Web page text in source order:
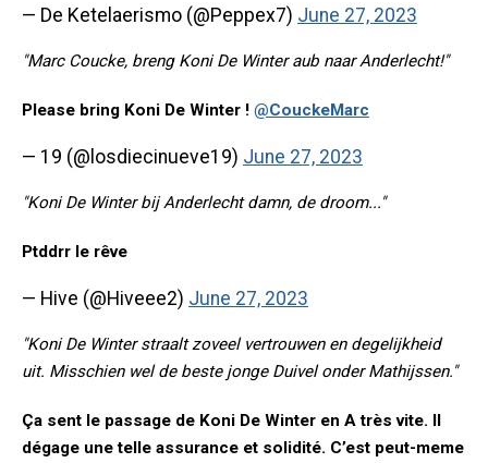
— De Ketelaerismo (@Peppex7) June 27, 2023
"Marc Coucke, breng Koni De Winter aub naar Anderlecht!"
Please bring Koni De Winter ! @CouckeMarc
— 19 (@losdiecinueve19) June 27, 2023
"Koni De Winter bij Anderlecht damn, de droom..."
Ptddrr le rêve
— Hive (@Hiveee2) June 27, 2023
"Koni De Winter straalt zoveel vertrouwen en degelijkheid
uit. Misschien wel de beste jonge Duivel onder Mathijssen."
Ça sent le passage de Koni De Winter en A très vite. Il
dégage une telle assurance et solidité. C’est peut-meme